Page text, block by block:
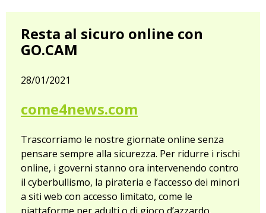
Resta al sicuro online con
GO.CAM
28/01/2021
come4news.com
Trascorriamo le nostre giornate online senza
pensare sempre alla sicurezza. Per ridurre i rischi
online, i governi stanno ora intervenendo contro
il cyberbullismo, la pirateria e l’accesso dei minori
a siti web con accesso limitato, come le